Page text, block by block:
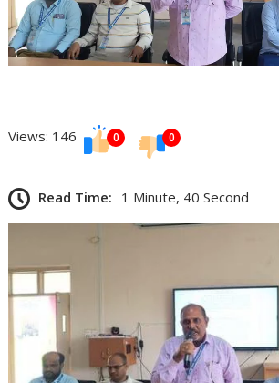
Views: 146 0 0
Read Time: 1 Minute, 40 Second